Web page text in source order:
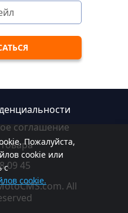
Пожалуйста,
cookie или
с
cookie.
соглашение
09 45
All